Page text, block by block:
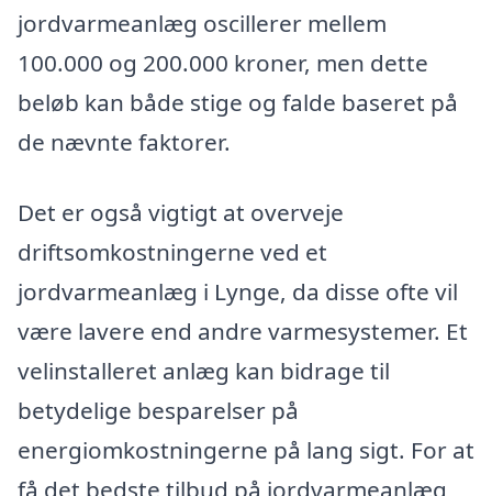
jordvarmeanlæg oscillerer mellem
100.000 og 200.000 kroner, men dette
beløb kan både stige og falde baseret på
de nævnte faktorer.
Det er også vigtigt at overveje
driftsomkostningerne ved et
jordvarmeanlæg i Lynge, da disse ofte vil
være lavere end andre varmesystemer. Et
velinstalleret anlæg kan bidrage til
betydelige besparelser på
energiomkostningerne på lang sigt. For at
få det bedste tilbud på jordvarmeanlæg